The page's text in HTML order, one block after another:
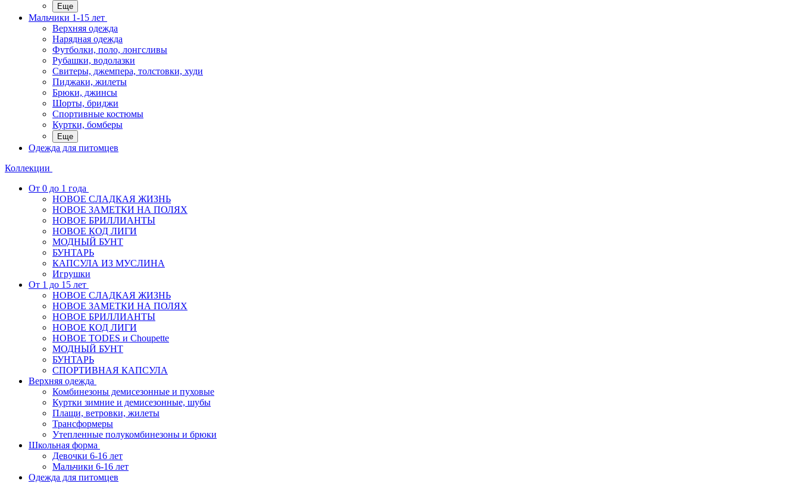
Еще
Мальчики 1-15 лет
Верхняя одежда
Нарядная одежда
Футболки, поло, лонгсливы
Рубашки, водолазки
Свитеры, джемпера, толстовки, худи
Пиджаки, жилеты
Брюки, джинсы
Шорты, бриджи
Спортивные костюмы
Куртки, бомберы
Еще
Одежда для питомцев
Коллекции
От 0 до 1 года
НОВОЕ СЛАДКАЯ ЖИЗНЬ
НОВОЕ ЗАМЕТКИ НА ПОЛЯХ
НОВОЕ БРИЛЛИАНТЫ
НОВОЕ КОД ЛИГИ
МОДНЫЙ БУНТ
БУНТАРЬ
КАПСУЛА ИЗ МУСЛИНА
Игрушки
От 1 до 15 лет
НОВОЕ СЛАДКАЯ ЖИЗНЬ
НОВОЕ ЗАМЕТКИ НА ПОЛЯХ
НОВОЕ БРИЛЛИАНТЫ
НОВОЕ КОД ЛИГИ
НОВОЕ TODES и Choupette
МОДНЫЙ БУНТ
БУНТАРЬ
СПОРТИВНАЯ КАПСУЛА
Верхняя одежда
Комбинезоны демисезонные и пуховые
Куртки зимние и демисезонные, шубы
Плащи, ветровки, жилеты
Трансформеры
Утепленные полукомбинезоны и брюки
Школьная форма
Девочки 6-16 лет
Мальчики 6-16 лет
Одежда для питомцев